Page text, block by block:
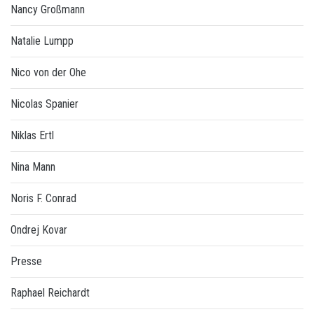
Nancy Großmann
Natalie Lumpp
Nico von der Ohe
Nicolas Spanier
Niklas Ertl
Nina Mann
Noris F. Conrad
Ondrej Kovar
Presse
Raphael Reichardt